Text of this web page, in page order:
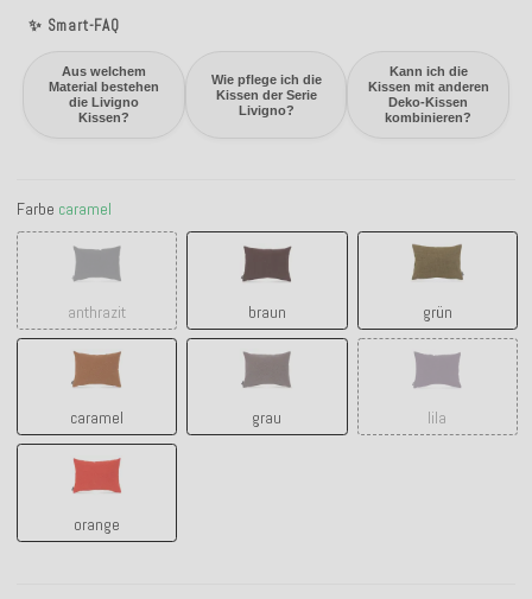
✨ Smart-FAQ
Aus welchem
Material bestehen
die Livigno
Kissen?
Wie pflege ich die
Kissen der Serie
Livigno?
Kann ich die
Kissen mit anderen
Deko-Kissen
kombinieren?
Farbe caramel
anthrazit
anthrazit
braun
braun
grün
grün
caramel
caramel
grau
grau
lila
lila
orange
orange